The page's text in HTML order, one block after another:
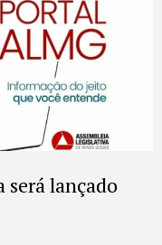
será lançado